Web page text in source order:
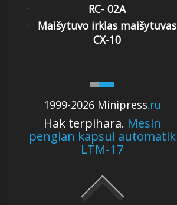
1999-2026 Minipress.ru
Hak terpihara. Mesin
pengian kapsul automatik
LTM-17
RC- 02A
Maišytuvo irklas maišytuvas
CX-10